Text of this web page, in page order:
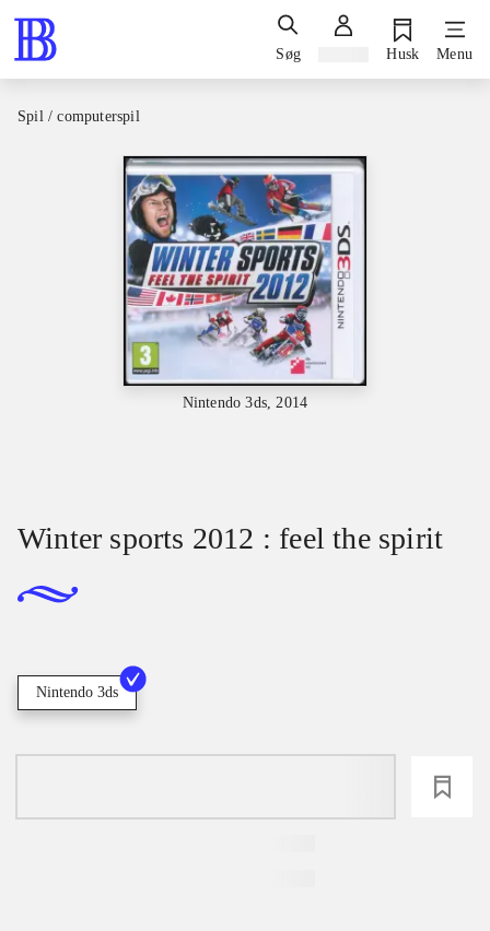
Søg Husk Menu
Spil / computerspil
Nintendo 3ds, 2014
Winter sports 2012 : feel the spirit
Nintendo 3ds